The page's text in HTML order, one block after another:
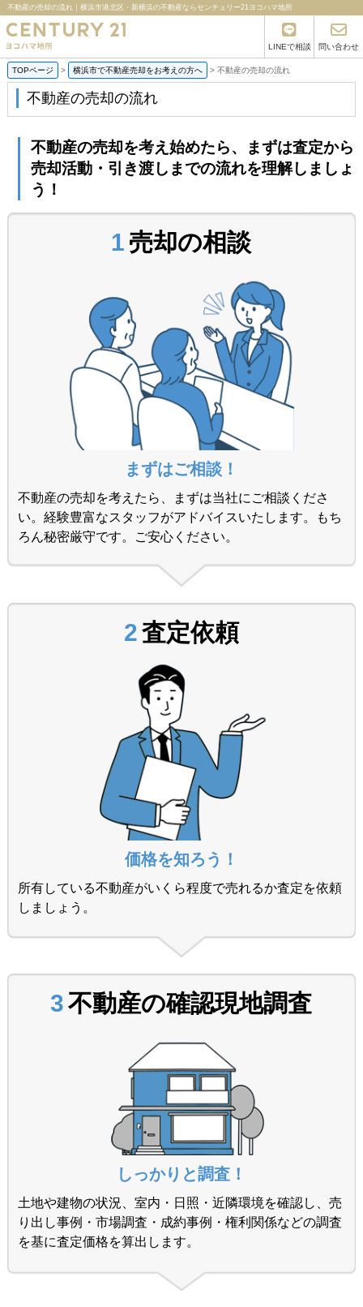
不動産の売却の流れ｜横浜市港北区・新横浜の不動産ならセンチュリー21ヨコハマ地所
LINEで相談 問い合わせ
TOPページ > 横浜市で不動産売却をお考えの方へ > 不動産の売却の流れ